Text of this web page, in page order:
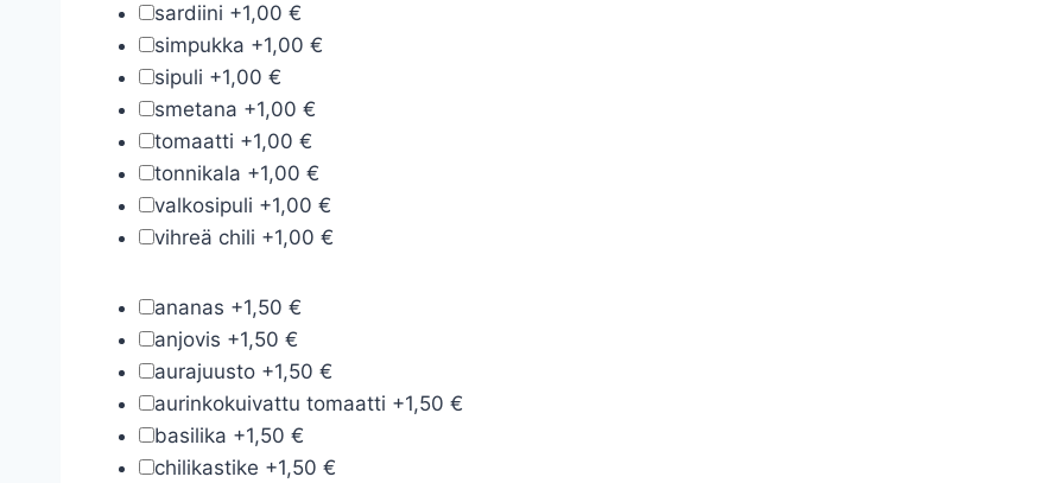
sardiini +1,00 €
simpukka +1,00 €
sipuli +1,00 €
smetana +1,00 €
tomaatti +1,00 €
tonnikala +1,00 €
valkosipuli +1,00 €
vihreä chili +1,00 €
ananas +1,50 €
anjovis +1,50 €
aurajuusto +1,50 €
aurinkokuivattu tomaatti +1,50 €
basilika +1,50 €
chilikastike +1,50 €